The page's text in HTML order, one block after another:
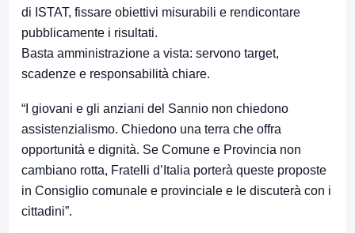
di ISTAT, fissare obiettivi misurabili e rendicontare
pubblicamente i risultati.
Basta amministrazione a vista: servono target,
scadenze e responsabilità chiare.
“I giovani e gli anziani del Sannio non chiedono
assistenzialismo. Chiedono una terra che offra
opportunità e dignità. Se Comune e Provincia non
cambiano rotta, Fratelli d’Italia porterà queste proposte
in Consiglio comunale e provinciale e le discuterà con i
cittadini”.